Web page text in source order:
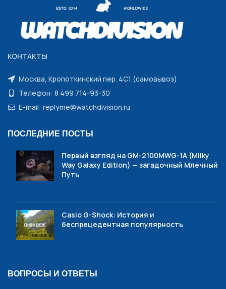
КОНТАКТЫ
Москва, Кропоткинский пер. 4С1 (самовывоз)
Телефон: 8 499 714-93-30
E-mail: replyme@watchdivision.ru
ПОСЛЕДНИЕ ПОСТЫ
Первый взгляд на GM-2100MWG-1A (Milky
Way Galaxy Edition) — загадочный Млечный
Путь
Casio G-Shock: История и
беспрецедентная популярность
ВОПРОСЫ И ОТВЕТЫ